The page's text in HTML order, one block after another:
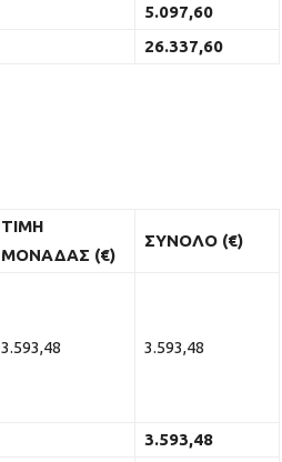
5.097,60
26.337,60
ΤΙΜΗ
ΜΟΝΑΔΑΣ (€)
ΣΥΝΟΛΟ (€)
3.593,48 3.593,48
3.593,48